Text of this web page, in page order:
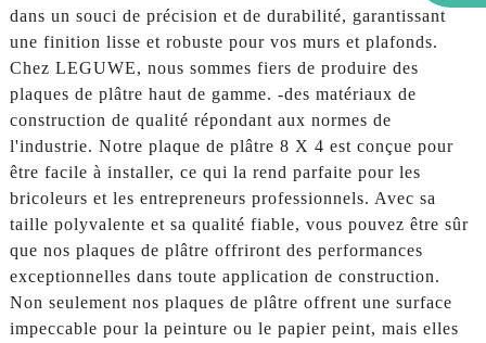
dans un souci de précision et de durabilité, garantissant
une finition lisse et robuste pour vos murs et plafonds.
Chez LEGUWE, nous sommes fiers de produire des
plaques de plâtre haut de gamme. -des matériaux de
construction de qualité répondant aux normes de
l'industrie. Notre plaque de plâtre 8 X 4 est conçue pour
être facile à installer, ce qui la rend parfaite pour les
bricoleurs et les entrepreneurs professionnels. Avec sa
taille polyvalente et sa qualité fiable, vous pouvez être sûr
que nos plaques de plâtre offriront des performances
exceptionnelles dans toute application de construction.
Non seulement nos plaques de plâtre offrent une surface
impeccable pour la peinture ou le papier peint, mais elles